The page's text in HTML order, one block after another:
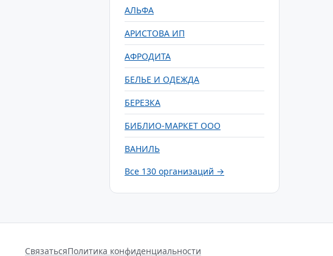
АЛЬФА
АРИСТОВА ИП
АФРОДИТА
БЕЛЬЕ И ОДЕЖДА
БЕРЕЗКА
БИБЛИО-МАРКЕТ ООО
ВАНИЛЬ
Все 130 организаций →
СвязатьсяПолитика конфиденциальности